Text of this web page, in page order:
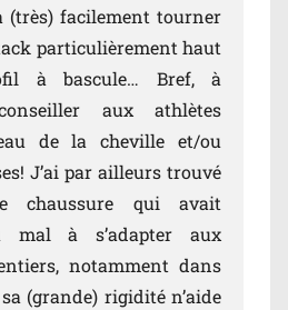
(très) facilement tourner
particulièrement haut
à bascule… Bref, à
aux athlètes
de la cheville et/ou
J’ai par ailleurs trouvé
chaussure qui avait
mal à s’adapter aux
notamment dans
(grande) rigidité n’aide